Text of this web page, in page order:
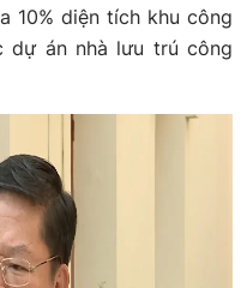
10% diện tích khu công
dự án nhà lưu trú công